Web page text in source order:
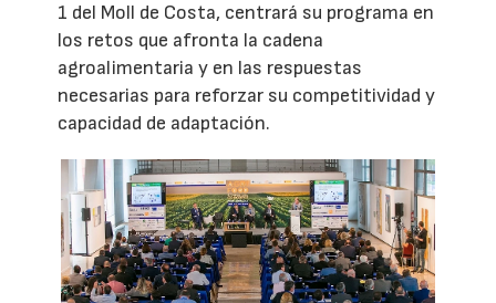
1 del Moll de Costa, centrará su programa en
los retos que afronta la cadena
agroalimentaria y en las respuestas
necesarias para reforzar su competitividad y
capacidad de adaptación.